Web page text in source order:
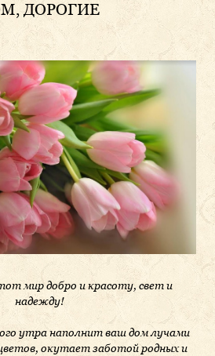
ДОРОГИЕ
мир добро и красоту, свет и
надежду!
утра наполнит ваш дом лучами
окутает заботой родных и